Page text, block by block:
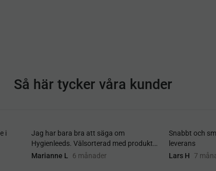
Så här tycker våra kunder